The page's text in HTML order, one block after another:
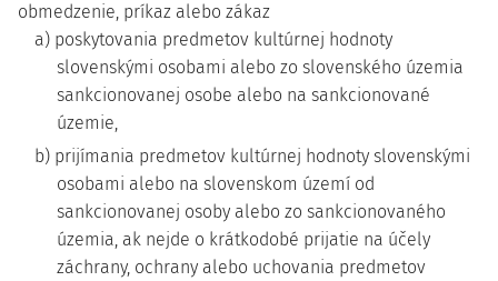
obmedzenie, príkaz alebo zákaz
a) poskytovania predmetov kultúrnej hodnoty
slovenskými osobami alebo zo slovenského územia
sankcionovanej osobe alebo na sankcionované
územie,
b) prijímania predmetov kultúrnej hodnoty slovenskými
osobami alebo na slovenskom území od
sankcionovanej osoby alebo zo sankcionovaného
územia, ak nejde o krátkodobé prijatie na účely
záchrany, ochrany alebo uchovania predmetov